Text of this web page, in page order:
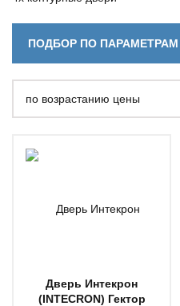
ПОДБОР ПО ПАРАМЕТРАМ
по возрастанию цены
Дверь Интекрон
(INTECRON) Гектор